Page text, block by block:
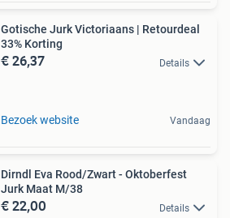
Gotische Jurk Victoriaans | Retourdeal
33% Korting
€ 26,37 Details
Bezoek website Vandaag
Dirndl Eva Rood/Zwart - Oktoberfest
Jurk Maat M/38
€ 22,00 Details